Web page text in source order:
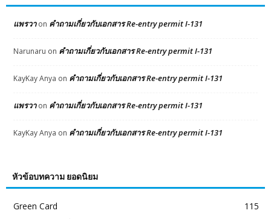
แพรวาon คำถามเกี่ยวกับเอกสาร Re-entry permit I-131
Narunaru on คำถามเกี่ยวกับเอกสาร Re-entry permit I-131
KayKay Anya on คำถามเกี่ยวกับเอกสาร Re-entry permit I-131
แพรวาon คำถามเกี่ยวกับเอกสาร Re-entry permit I-131
KayKay Anya on คำถามเกี่ยวกับเอกสาร Re-entry permit I-131
หัวข้อบทความ ยอดนิยม
Green Card
115